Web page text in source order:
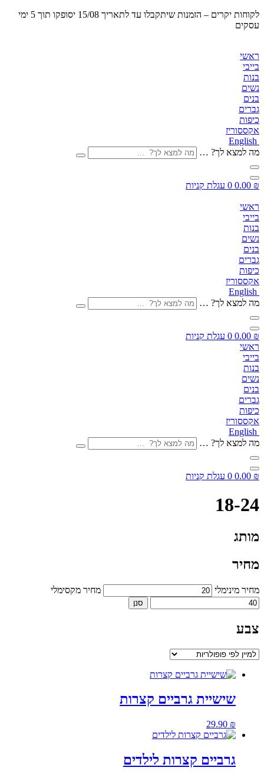
לקוחות יקרים – הזמנות שיתקבלו
עד לתאריך 15/08 יסופקו תוך 5 ימי
עסקים
ראשי
בייבי
בנות
נשים
בנים
גברים
כיפות
אקססוריז
English
מה למצא לך? …
0.00 ₪
0 עגלת קניות
ראשי
בייבי
בנות
נשים
בנים
גברים
כיפות
אקססוריז
English
מה למצא לך? …
0.00 ₪
0 עגלת קניות
ראשי
בייבי
בנות
נשים
בנים
גברים
כיפות
אקססוריז
English
מה למצא לך? …
0.00 ₪
0 עגלת קניות
18-24
מותג
מחיר
מחיר מינימלי מחיר מקסימלי
סנן
צבע
שישיית גרביים קצרות
29.90 ₪
גרביים קצרות לילדים